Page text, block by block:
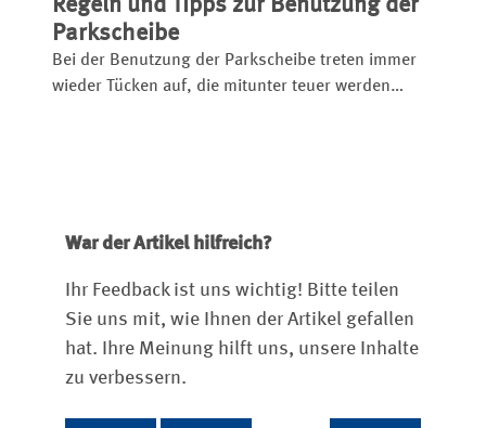
Regeln und Tipps zur Benutzung der
Parkscheibe
Bei der Benutzung der Parkscheibe treten immer
wieder Tücken auf, die mitunter teuer werden
War der Artikel hilfreich?
Ihr Feedback ist uns wichtig! Bitte teilen
Sie uns mit, wie Ihnen der Artikel gefallen
hat. Ihre Meinung hilft uns, unsere Inhalte
zu verbessern.